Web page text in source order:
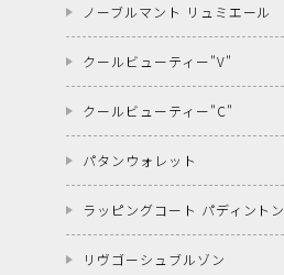
ノーブルマント リュミエール
クールビューティー"V"
クールビューティー"C"
パタンウォレット
ラッピングコート パディントン
リヴゴーシュブルゾン